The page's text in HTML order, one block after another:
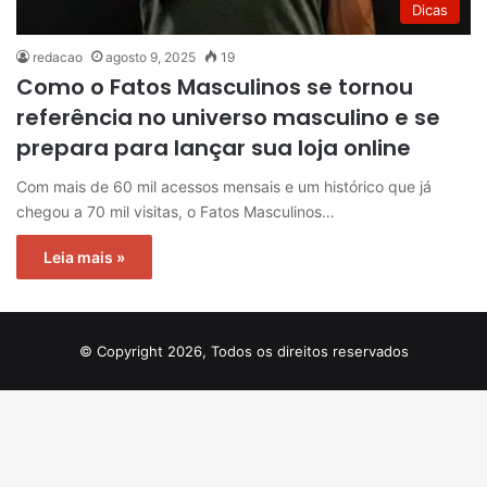
Dicas
redacao agosto 9, 2025 19
Como o Fatos Masculinos se tornou
referência no universo masculino e se
prepara para lançar sua loja online
Com mais de 60 mil acessos mensais e um histórico que já
chegou a 70 mil visitas, o Fatos Masculinos…
Leia mais »
© Copyright 2026, Todos os direitos reservados